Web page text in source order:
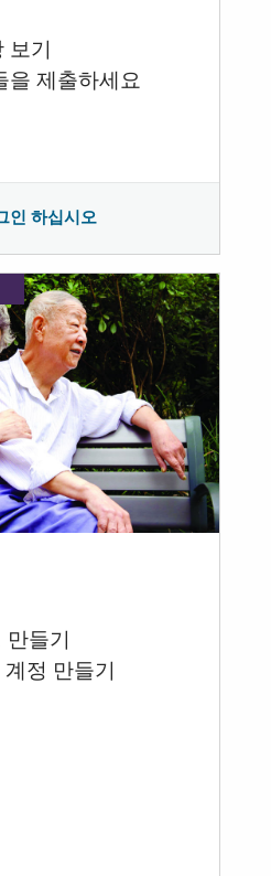
기
을 제출하세요
인 하십시오
들기
정 만들기